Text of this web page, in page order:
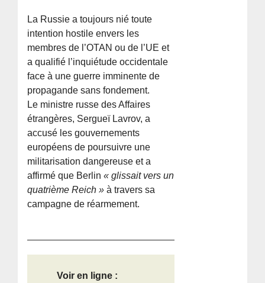
La Russie a toujours nié toute
intention hostile envers les
membres de l’OTAN ou de l’UE et
a qualifié l’inquiétude occidentale
face à une guerre imminente de
propagande sans fondement.
Le ministre russe des Affaires
étrangères, Sergueï Lavrov, a
accusé les gouvernements
européens de poursuivre une
militarisation dangereuse et a
affirmé que Berlin« glissait vers un
quatrième Reich » à travers sa
campagne de réarmement.
Voir en ligne :